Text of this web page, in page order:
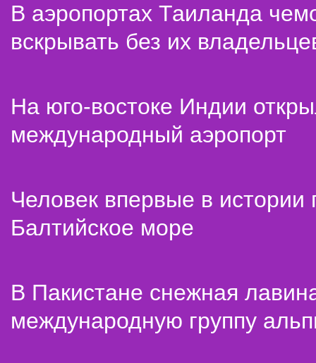
В аэропортах Таиланда
вскрывать без их
На юго-востоке Индии
международный аэропорт
Человек впервые в истории
Балтийское море
В Пакистане снежная
международную группу